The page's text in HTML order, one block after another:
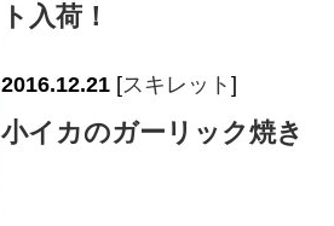
ト入荷！
2016.12.21 [スキレット]
小イカのガーリック焼き